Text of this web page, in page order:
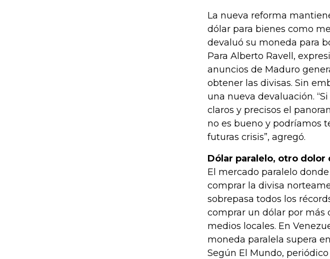
La nueva reforma
dólar para bienes como
devaluó su moneda para
Para Alberto Ravell,
anuncios de Maduro
obtener las divisas. Sin
una nueva devaluación.
claros y precisos el
no es bueno y podríamos
futuras crisis”, agregó.
Dólar paralelo, otro dolor
El mercado paralelo
comprar la divisa
sobrepasa todos los
comprar un dólar por más
medios locales. En
moneda paralela supera
Según El Mundo,